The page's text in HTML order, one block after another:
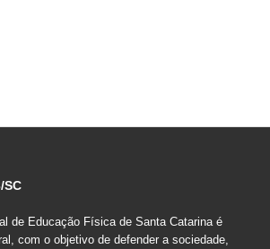
SC
de Educação Física de Santa Catarina é
com o objetivo de defender a sociedade,